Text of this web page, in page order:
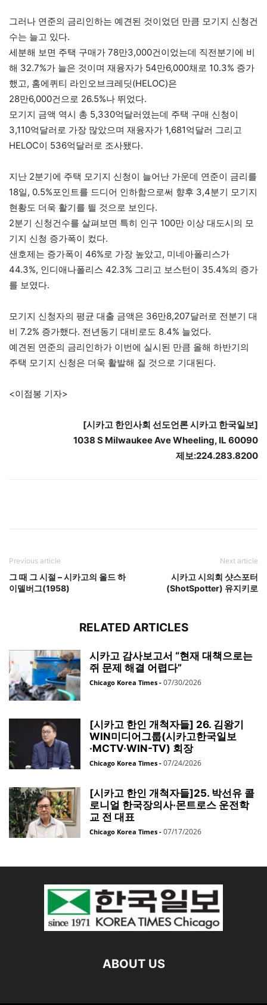
그러나 연준의 금리인하는 예견된 것이었던 만큼 모기지 신청건
수는 늘고 있다.
세분해 보면 주택 구매가 78만3,000건이었는데 직전분기에 비
해 32.7%가 늘은 것이며 재융자가 54만6,000채로 10.3% 증가
했고, 홈에퀴티 라인오브크레딧(HELOC)은
28만6,000건으로 26.5%나 뛰었다.
모기지 금액 역시 총 5,330억달러였는데 주택 구매 신청이
3,110억달러로 가장 많았으며 재융자가 1,681억달러 그리고
HELOC이 536억달러로 조사됐다.
지난 2분기에 주택 모기지 신청이 늘어난 가운데 연준이 금리를
18일, 0.5%포인트를 드디어 인하함으로써 향후 3,4분기 모기지
현황도 더욱 활기를 띌 것으로 보인다.
2분기 신청건수를 살펴보면 특히 인구 100만 이상 대도시의 모
기지 신청 증가폭이 컸다.
샌호제는 증가폭이 46%로 가장 높았고, 미네아폴리스가
44.3%, 인디애나폴리스 42.3% 그리고 보스턴이 35.4%의 증가
를 보였다.
모기지 신청자의 평균 대출 금액은 36만8,207달러로 전분기 대
비 7.2% 증가했다. 전년동기 대비로도 8.4% 늘었다.
예견된 연준의 금리인하가 이번에 실시된 만큼 올해 하반기의
주택 모기지 신청은 더욱 활발해 질 것으로 기대된다.
<이점봉 기자>
[시카고 한인사회 선도언론시카고 한국일보]
1038 S Milwaukee Ave Wheeling, IL 60090
제보:224.283.8200
Previous article
그 때 그 시절 – 시카고의 올드 하
이델버그(1958)
Next article
시카고 시의회 샷스포터
(ShotSpotter) 유지키로
RELATED ARTICLES
시카고 감사보고서 “현재 대책으로는
쥐 문제 해결 어렵다”
Chicago Korea Times - 07/30/2026
[시카고 한인 개척자들] 26. 김왕기
WIN미디어그룹(시카고한국일보
·MCTV·WIN-TV) 회장
Chicago Korea Times - 07/24/2026
[시카고 한인 개척자들]25. 박선유 콜
로니얼 한국장의사·몬트로스 운전학
교 전 대표
Chicago Korea Times - 07/17/2026
ABOUT US